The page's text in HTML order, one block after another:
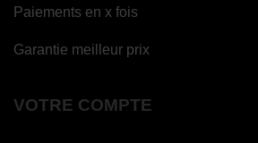
Paiements en x fois
Garantie meilleur prix
VOTRE COMPTE